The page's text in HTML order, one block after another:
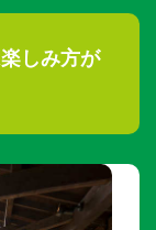
しみ方が